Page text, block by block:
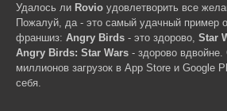
Удалось ли Rovio удовлетворить все
Пожалуй, да - это самый удачный пример
франшиз: Angry Birds - это здорово, Star
Angry Birds: Star Wars - здорово
миллионов загрузок в App Store и Google
себя.